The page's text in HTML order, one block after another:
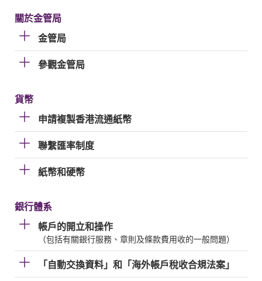
關於金管局
金管局
參觀金管局
貨幣
申請複製香港流通紙幣
聯繫匯率制度
紙幣和硬幣
銀行體系
帳戶的開立和操作
（包括有關銀行服務、章則及條款費用收的一般問題）
「自動交換資料」和「海外帳戶稅收合規法案」